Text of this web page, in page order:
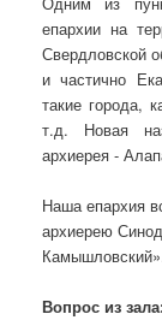
епархии на
Свердловской
и частично
такие города,
т.д. Новая
архиерея -
Наша епархия
архиерею
Вопрос из